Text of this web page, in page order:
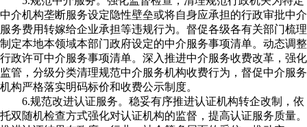
中介机构垄断服务设定隐性壁垒或将自身应承担的行政审批中介
服务费用转嫁给企业承担等违规行为。督促各级各有关部门梳理
制定本地本领域本部门政府设定的中介服务事项清单。动态调整
行政许可中介服务事项清单。深入推进中介服务收费改革，强化
监管，分级分类清理规范中介服务机构收费行为，督促中介服务
机构严格落实明码标价和收费公示制度。
6.规范改进认证服务。稳妥有序推进认证机构转企改制，依
托双随机检查方式强化对认证机构的监督，提高认证服务质量。